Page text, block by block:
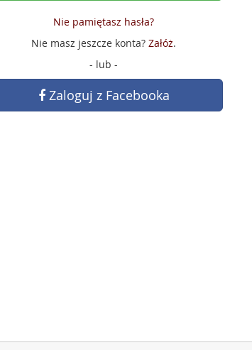
Nie pamiętasz hasła?
Nie masz jeszcze konta? Załóż.
- lub -
Zaloguj z Facebooka